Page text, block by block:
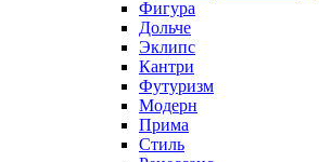
Фигура
Дольче
Эклипс
Кантри
Футуризм
Модерн
Прима
Стиль